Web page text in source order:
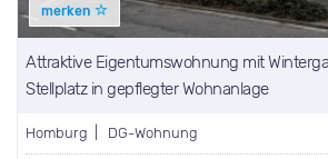
merken
Attraktive Eigentumswohnung mit
Stellplatz in gepflegter Wohnanlage
Homburg | DG-Wohnung